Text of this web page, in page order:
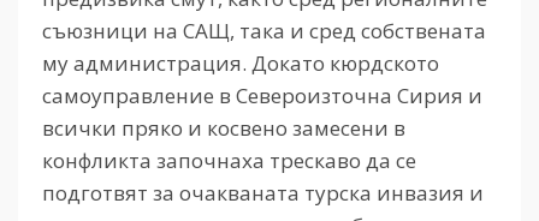
съюзници на САЩ, така и сред собствената
му администрация. Докато кюрдското
самоуправление в Североизточна Сирия и
всички пряко и косвено замесени в
конфликта започнаха трескаво да се
подготвят за очакваната турска инвазия и